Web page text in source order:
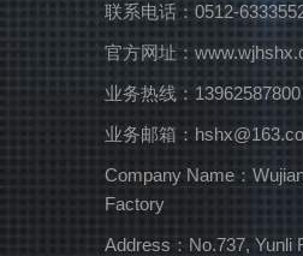
联系电话：0512-
官方网址：
业务热线：13962587800
业务邮箱：
Company Name：
Factory
Address：No.737, Yunli